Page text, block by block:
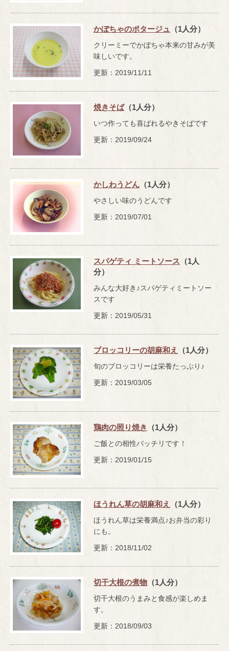
かぼちゃのポタージュ （1人分）
クリーミーでかぼちゃ本来の甘みが美
味しいです。
更新：2019/11/11
焼きそば（1人分）
いつ作っても喜ばれるやきそばです
更新：2019/09/24
かしわうどん （1人分）
やさしい味のうどんです
更新：2019/07/01
スパゲティ ミートソース （1人
分）
みんな大好き♪スパゲティミートソー
スです
更新：2019/05/31
ブロッコリーの胡麻和え （1人分）
旬のブロッコリーは栄養たっぷり♪
更新：2019/03/05
鶏肉の照り焼き （1人分）
ご飯との相性バッチリです！
更新：2019/01/15
ほうれん草の胡麻和え （1人分）
ほうれん草は栄養満点♪お弁当の彩り
にも。
更新：2018/11/02
切干大根の煮物 （1人分）
切干大根のうまみと食感が楽しめま
す。
更新：2018/09/03